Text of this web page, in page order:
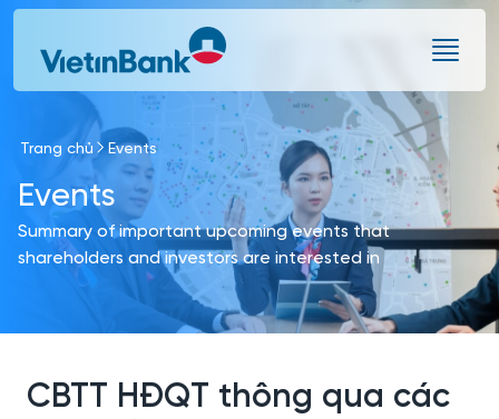
Skip to Main Content
Trang chủ Events
Events
Summary of important upcoming events that
shareholders and investors are interested in
CBTT HĐQT thông qua các